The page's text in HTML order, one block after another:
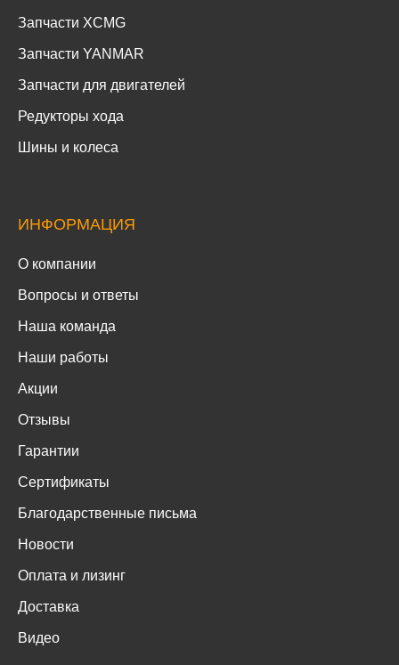
Запчасти XCMG
Запчасти YANMAR
Запчасти для двигателей
Редукторы хода
Шины и колеса
ИНФОРМАЦИЯ
О компании
Вопросы и ответы
Наша команда
Наши работы
Акции
Отзывы
Гарантии
Сертификаты
Благодарственные письма
Новости
Оплата и лизинг
Доставка
Видео